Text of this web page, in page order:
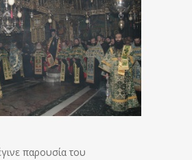
παρουσία του